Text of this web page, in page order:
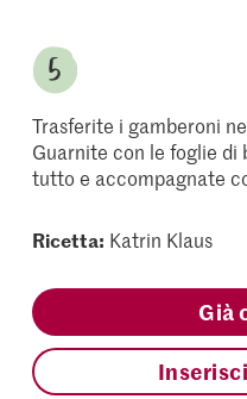
Trasferite i gamberoni
Guarnite con le foglie di
tutto e accompagnate
Ricetta: Katrin Klaus
Già